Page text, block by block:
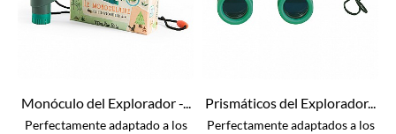
Monóculo del Explorador -...
Perfectamente adaptado a los
Prismáticos del Explorador...
Perfectamente adaptados a los